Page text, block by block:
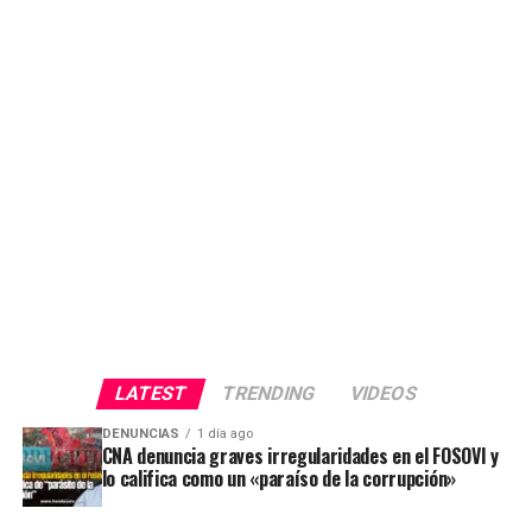
LATEST TRENDING VIDEOS
DENUNCIAS 1 día ago
CNA denuncia graves irregularidades en el FOSOVI y
lo califica como un «paraíso de la corrupción»